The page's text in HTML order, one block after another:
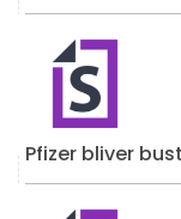
Pfizer bliver